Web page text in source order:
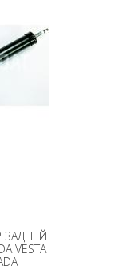
ЗАДНЕЙ
VESTA